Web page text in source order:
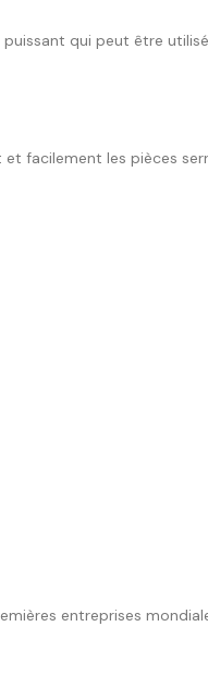
qui peut être
facilement les pièces
entreprises